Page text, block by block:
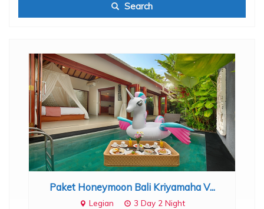
Search
Paket Honeymoon Bali Kriyamaha V...
Legian 3 Day 2 Night